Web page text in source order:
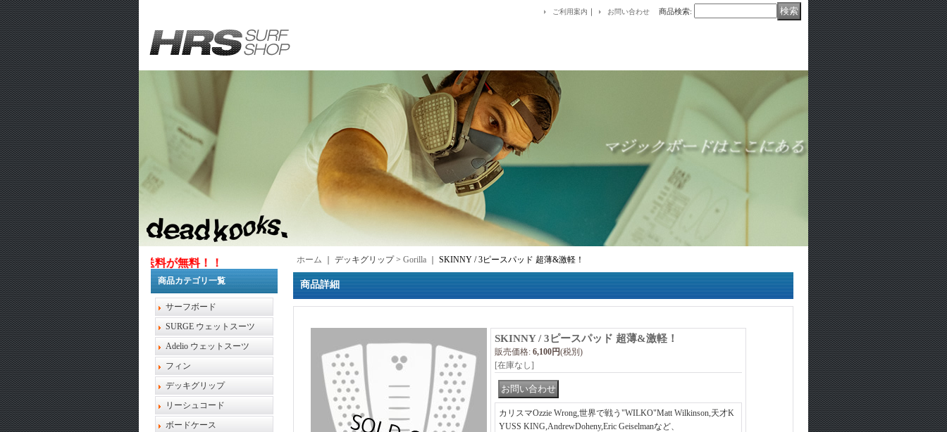
ご利用案内 ｜ お問い合わせ 商品検索:
1万円以上お買い上げで送料が無料！！
商品カテゴリ一覧
サーフボード
SURGE ウェットスーツ
Adelio ウェットスーツ
フィン
デッキグリップ
リーシュコード
ボードケース
ホーム ｜ デッキグリップ > Gorilla SKINNY / 3ピースパッド 超薄&激軽！
商品詳細
SKINNY / 3ピースパッド 超薄&激軽！
販売価格: 6,100円(税別)
[在庫なし]
カリスマOzzie Wrong,世界で戦う"WILKO"Matt Wilkinson,天才K
YUSS KING,AndrewDoheny,Eric Geiselmanなど、